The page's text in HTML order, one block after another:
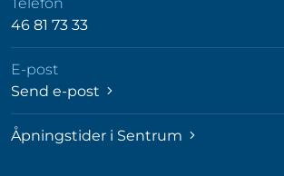
46 81 73 33
E-post
Send e-post
Åpningstider i Sentrum